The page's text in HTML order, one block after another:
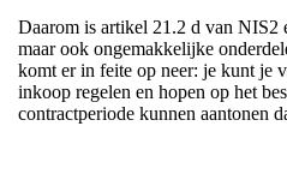
Daarom is artikel 21.2 d van NIS2
maar ook ongemakkelijke
komt er in feite op neer: je kunt je
inkoop regelen en hopen op het
contractperiode kunnen aantonen